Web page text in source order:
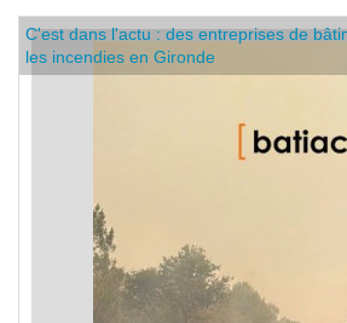
C'est dans l'actu : des entreprises de
les incendies en Gironde